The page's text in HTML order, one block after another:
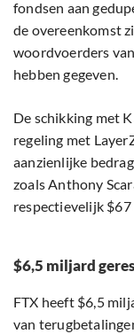
fondsen aan
de overeenkomst
woordvoerders
hebben gegeven.
De schikking met
regeling met
aanzienlijke
zoals Anthony
respectievelijk
$6,5 miljard
FTX heeft $6,5
van